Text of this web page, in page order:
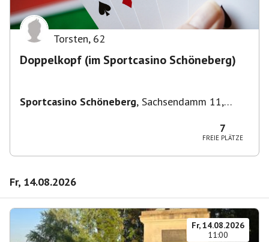
Torsten, 62
Doppelkopf (im Sportcasino Schöneberg)
Sportcasino Schöneberg, Sachsendamm 11,
7
FREIE PLÄTZE
Fr, 14.08.2026
Fr, 14.08.2026
11:00